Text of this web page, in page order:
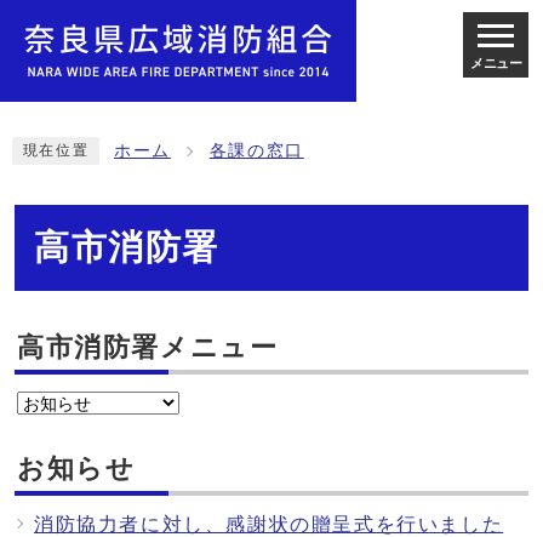
メニュー
現在位置 ホーム 各課の窓口
高市消防署
高市消防署メニュー
お知らせ
消防協力者に対し、感謝状の贈呈式を行いました